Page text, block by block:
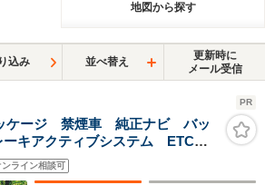
地図から探す
込み 並べ替え
更新時に
メール受信
PR
ケージ 禁煙車 純正ナビ バッ
ーキアクティブシステム ETC
アコン オートライト アーム
ステアリングスイッチ
ンライン相談可